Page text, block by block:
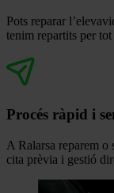
Pots reparar
tenim repartits per
Procés ràpid i
A Ralarsa reparem
cita prèvia i gestió